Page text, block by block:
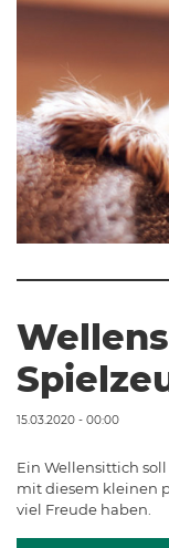
15.03.2020 - 00:00
Ein Wellensittich
mit diesem kleinen
viel Freude haben.